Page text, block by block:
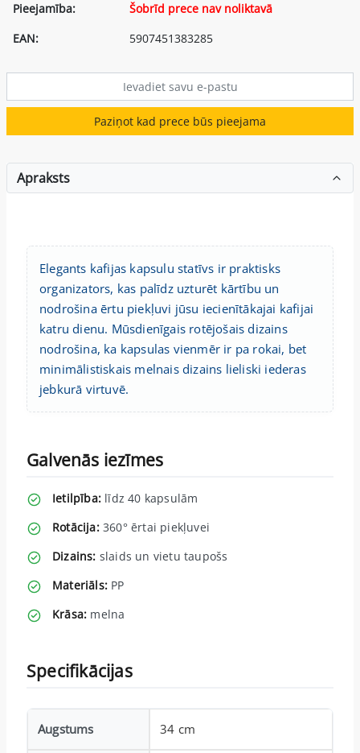
Pieejamība:
Šobrīd prece nav noliktavā
EAN:
5907451383285
Paziņot kad prece būs pieejama
Apraksts
Elegants kafijas kapsulu statīvs ir praktisks
organizators, kas palīdz uzturēt kārtību un
nodrošina ērtu piekļuvi jūsu iecienītākajai kafijai
katru dienu. Mūsdienīgais rotējošais dizains
nodrošina, ka kapsulas vienmēr ir pa rokai, bet
minimālistiskais melnais dizains lieliski iederas
jebkurā virtuvē.
Galvenās iezīmes
Ietilpība: līdz 40 kapsulām
Rotācija:360° ērtai piekļuvei
Dizains: slaids un vietu taupošs
Materiāls: PP
Krāsa: melna
Specifikācijas
Augstums 34 cm